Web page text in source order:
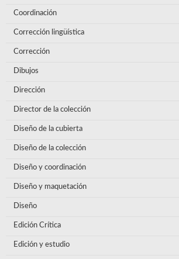
Coordinación
Corrección lingüística
Corrección
Dibujos
Dirección
Director de la colección
Diseño de la cubierta
Diseño de la colección
Diseño y coordinación
Diseño y maquetación
Diseño
Edición Crítica
Edición y estudio